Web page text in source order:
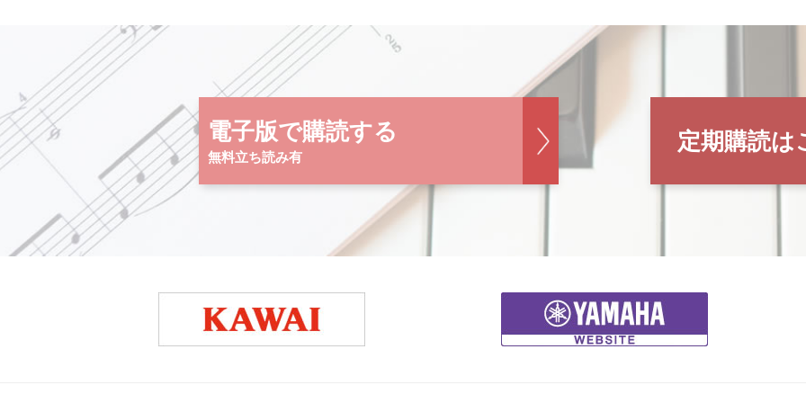
電子版で購読する
無料立ち読み有
定期購読は